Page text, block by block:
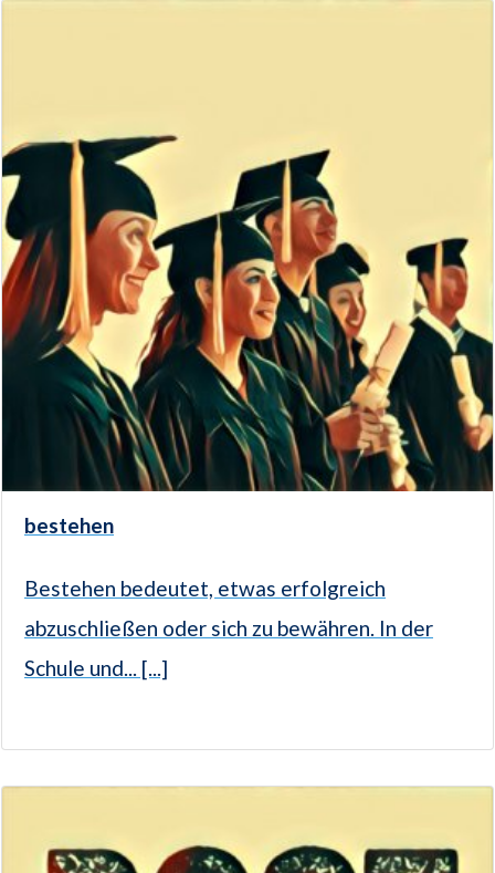
bestehen
Bestehen bedeutet, etwas erfolgreich
abzuschließen oder sich zu bewähren. In der
Schule und... [...]